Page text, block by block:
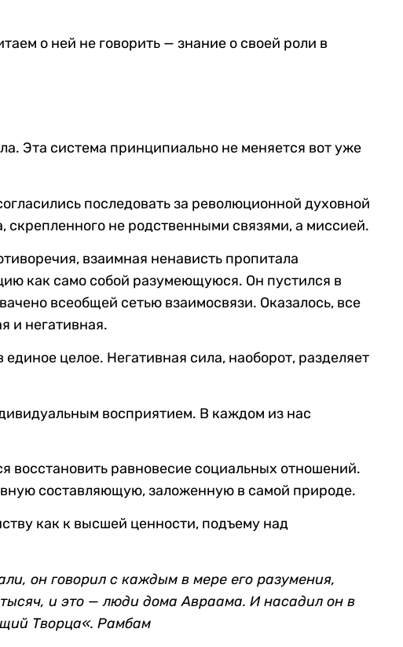
о ней не говорить — знание о своей роли в
Эта система принципиально не меняется вот уже
последовать за революционной духовной
не родственными связями, а миссией.
взаимная ненависть пропитала
как само собой разумеющуюся. Он пустился в
всеобщей сетью взаимосвязи. Оказалось, все
и негативная.
целое. Негативная сила, наоборот, разделяет
восприятием. В каждом из нас
восстановить равновесие социальных отношений.
составляющую, заложенную в самой природе.
как к высшей ценности, подъему над
он говорил с каждым в мере его разумения,
и это — люди дома Авраама. И насадил он в
Творца«. Рамбам